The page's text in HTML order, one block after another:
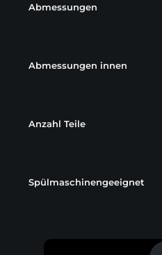
Abmessungen
Abmessungen innen
Anzahl Teile
Spülmaschinengeeignet